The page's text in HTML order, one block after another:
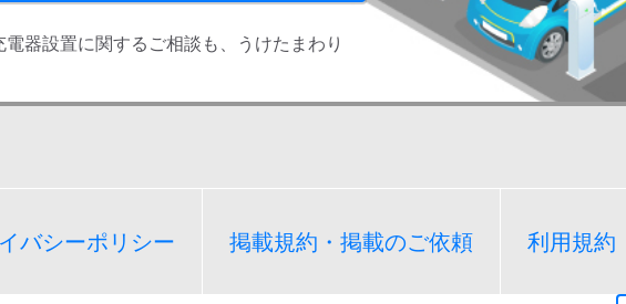
器設置に関するご相談も、うけたまわり
バシーポリシー 掲載規約・掲載のご依頼 利用規約